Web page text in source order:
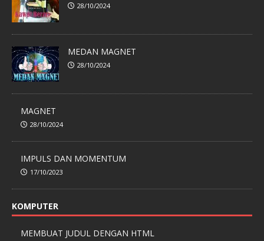
28/10/2024
MEDAN MAGNET
28/10/2024
MAGNET
28/10/2024
IMPULS DAN MOMENTUM
17/10/2023
KOMPUTER
MEMBUAT JUDUL DENGAN HTML